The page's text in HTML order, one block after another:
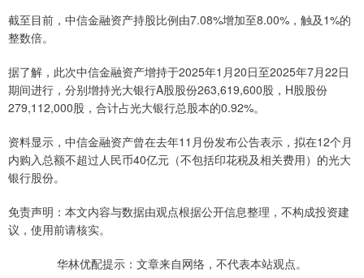
截至目前，中信金融资产持股比例由7.08%增加至8.00%，触及1%的
整数倍。
据了解，此次中信金融资产增持于2025年1月20日至2025年7月22日
期间进行，分别增持光大银行A股股份263,619,600股，H股股份
279,112,000股，合计占光大银行总股本的0.92%。
资料显示，中信金融资产曾在去年11月份发布公告表示，拟在12个月
内购入总额不超过人民币40亿元（不包括印花税及相关费用）的光大
银行股份。
免责声明：本文内容与数据由观点根据公开信息整理，不构成投资建
议，使用前请核实。
华林优配提示：文章来自网络，不代表本站观点。